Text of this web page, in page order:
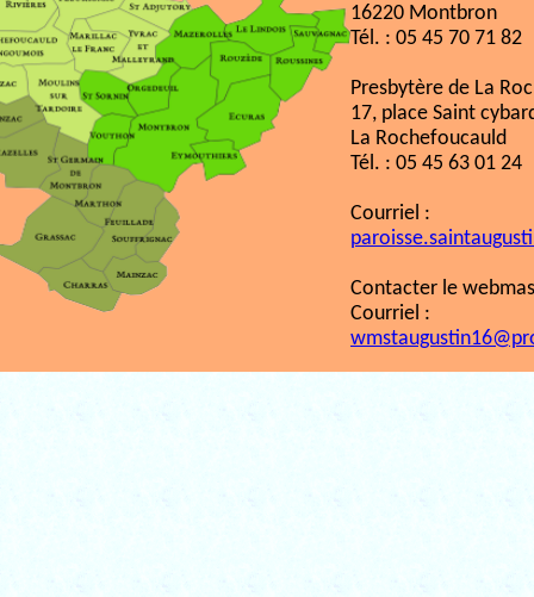
16220 Montbron
Tél. : 05 45 70 71 82
Presbytère de La
17, place Saint
La Rochefoucauld
Tél. : 05 45 63 01 24
Courriel :
Contacter le
Courriel :